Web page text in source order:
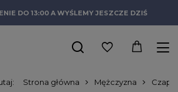
DO 13:00 A WYŚLEMY JESZCZE DZIŚ
Strona główna Mężczyzna Czapki